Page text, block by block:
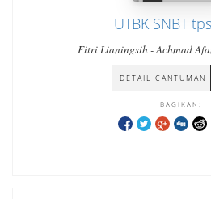
UTBK SNBT
Fitri Lianingsih - Achmad
DETAIL CANTUMAN
BAGIKAN: